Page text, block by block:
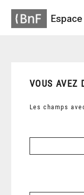
VOUS AVEZ
Les champs